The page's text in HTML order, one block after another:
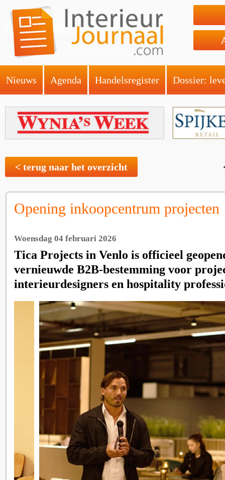
Nieuws Agenda Handelsregister Dossier:
< terug naar het overzicht
Opening inkoopcentrum projecten
Woensdag 04 februari 2026
Tica Projects in Venlo is officieel
vernieuwde B2B‑bestemming voor
interieurdesigners en hospitality